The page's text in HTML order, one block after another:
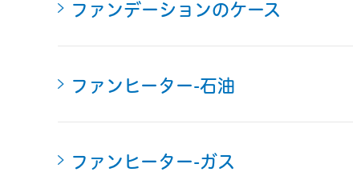
ファンデーションのケース
ファンヒーター-石油
ファンヒーター-ガス